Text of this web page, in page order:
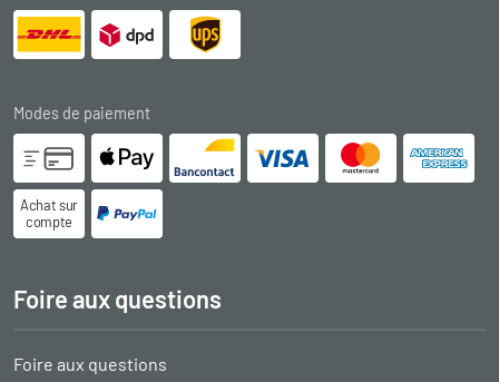
Modes de paiement
Achat sur
compte
Foire aux questions
Foire aux questions